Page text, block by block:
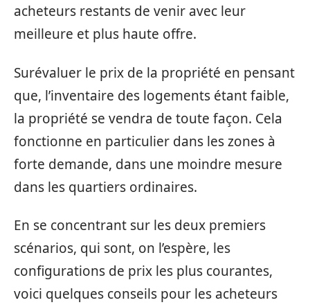
acheteurs restants de venir avec leur
meilleure et plus haute offre.
Surévaluer le prix de la propriété en pensant
que, l’inventaire des logements étant faible,
la propriété se vendra de toute façon. Cela
fonctionne en particulier dans les zones à
forte demande, dans une moindre mesure
dans les quartiers ordinaires.
En se concentrant sur les deux premiers
scénarios, qui sont, on l’espère, les
configurations de prix les plus courantes,
voici quelques conseils pour les acheteurs